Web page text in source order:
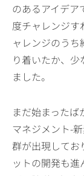
のあるアイデア
度チャレンジす
ャレンジのう
り着いたか、
ました。
まだ始まった
マネジメント-
群が出現してお
ットの開発も